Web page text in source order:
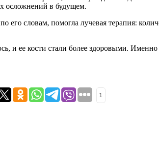
осложнений в будущем.
словам, помогла лучевая терапия:
и ее кости стали более здоровыми.
1